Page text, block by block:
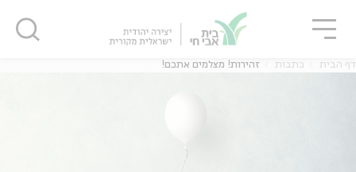
דף הבית כתבות זהירות! מצלמים אתכם!
סגור